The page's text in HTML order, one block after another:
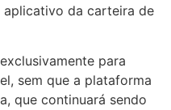
aplicativo da carteira de
para
sem que a plataforma
que continuará sendo